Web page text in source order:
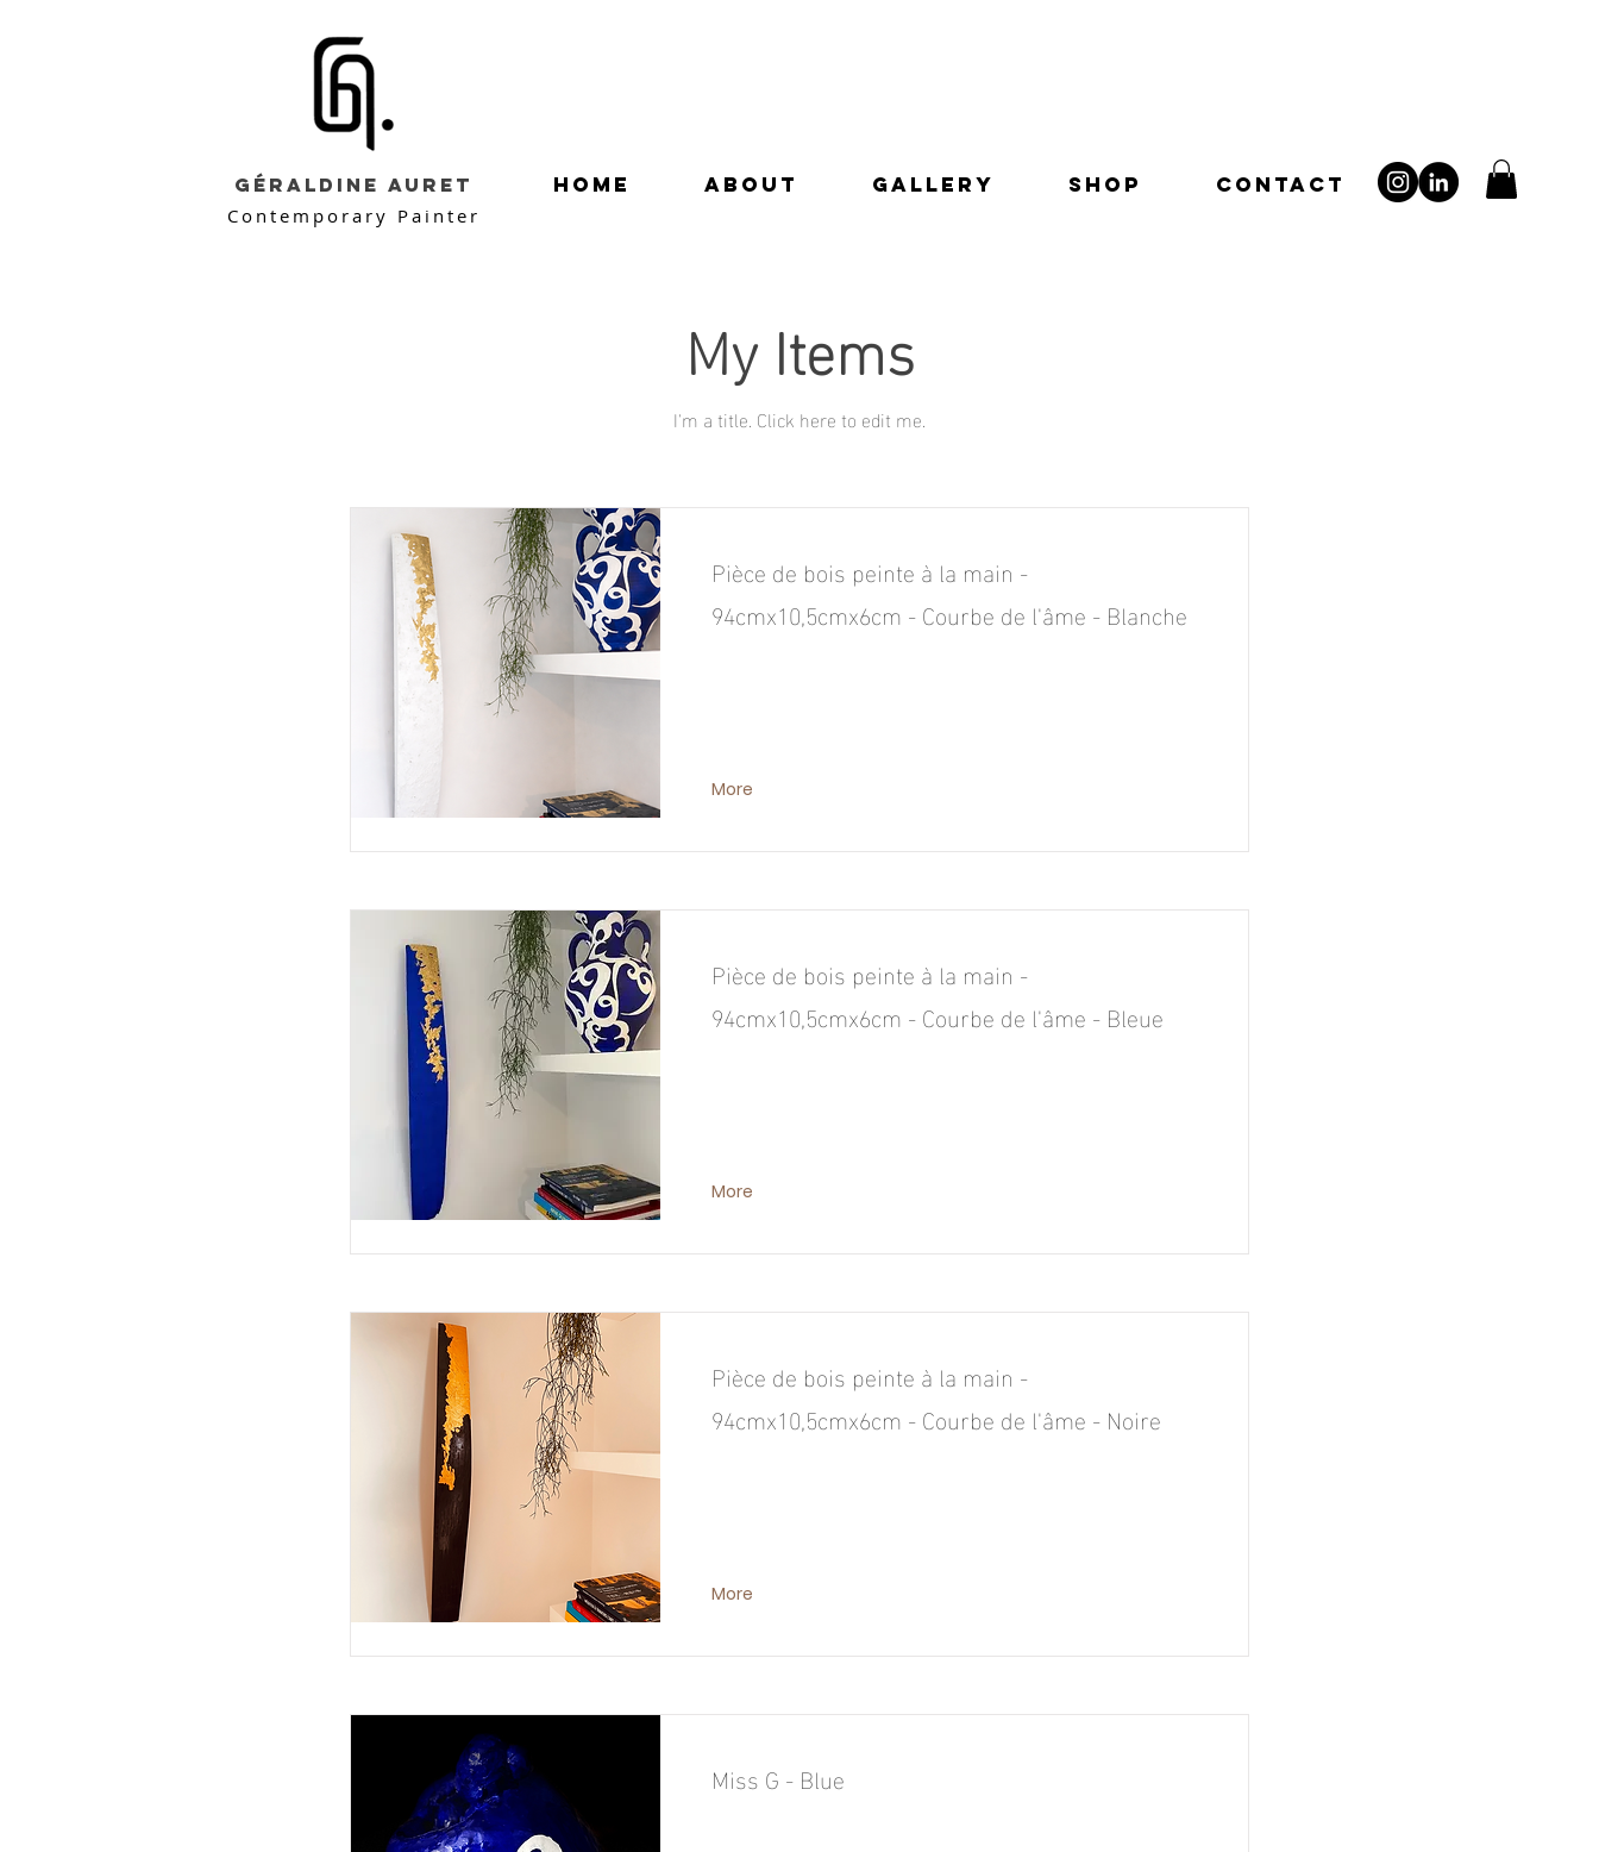
Géraldine Auret
Contemporary Painter
Home ABOUT GALLERY SHOP CONTACT
My Items
I'm a title. Click here to edit me.
Pièce de bois peinte à la main -
94cmx10,5cmx6cm - Courbe de l'âme - Blanche
More
Pièce de bois peinte à la main -
94cmx10,5cmx6cm - Courbe de l'âme - Bleue
More
Pièce de bois peinte à la main -
94cmx10,5cmx6cm - Courbe de l'âme - Noire
More
Miss G - Blue